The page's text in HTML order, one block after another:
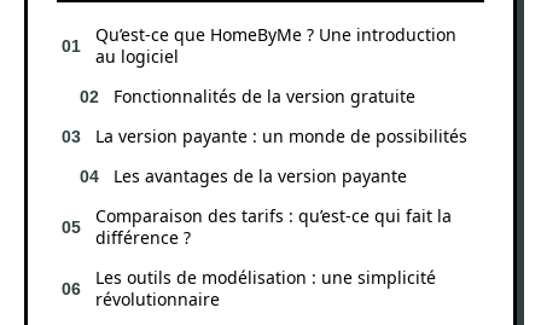
Qu’est-ce que HomeByMe ? Une introduction
au logiciel
Fonctionnalités de la version gratuite
La version payante : un monde de possibilités
Les avantages de la version payante
Comparaison des tarifs : qu’est-ce qui fait la
différence ?
Les outils de modélisation : une simplicité
révolutionnaire